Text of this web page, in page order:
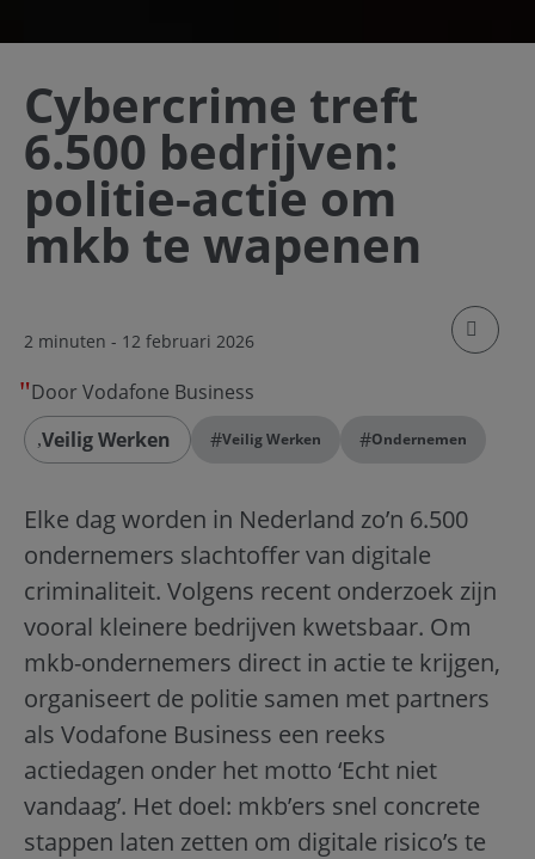
Cybercrime treft
6.500 bedrijven:
politie-actie om
mkb te wapenen
2 minuten - 12 februari 2026
klik om
Door Vodafone Business
Veilig Werken
#Veilig Werken #Ondernemen
Elke dag worden in Nederland zo’n 6.500
ondernemers slachtoffer van digitale
criminaliteit. Volgens recent onderzoek zijn
vooral kleinere bedrijven kwetsbaar. Om
mkb-ondernemers direct in actie te krijgen,
organiseert de politie samen met partners
als Vodafone Business een reeks
actiedagen onder het motto ‘Echt niet
vandaag’. Het doel: mkb’ers snel concrete
stappen laten zetten om digitale risico’s te